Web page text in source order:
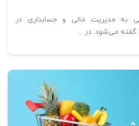
به مدیریت مالی و حسابداری در
می‌شود. در ...